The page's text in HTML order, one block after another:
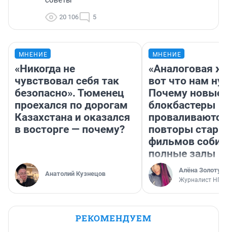
20 106 5
МНЕНИЕ
«Никогда не
чувствовал себя так
безопасно». Тюменец
проехался по дорогам
Казахстана и оказался
в восторге — почему?
Анатолий Кузнецов
МНЕНИЕ
«Аналоговая
вот что нам
Почему новые
блокбастеры
повторы
фильмов
полные залы
Алёна
Журналист НГС
РЕКОМЕНДУЕМ